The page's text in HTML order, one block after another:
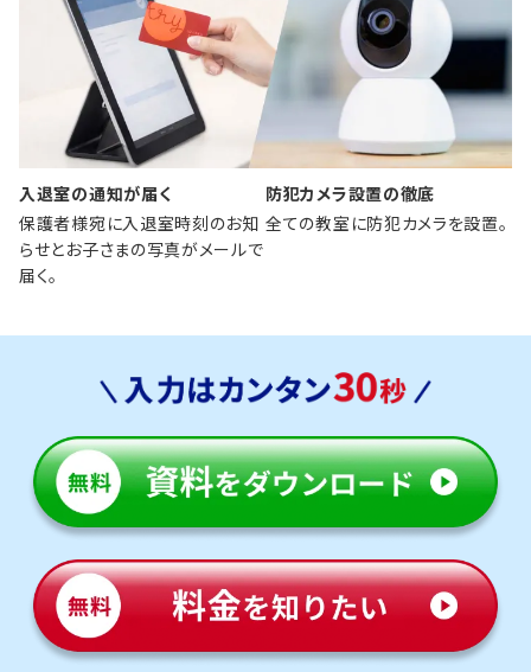
入退室の通知が届く
保護者様宛に入退室時刻のお知
らせとお子さまの写真がメールで
届く。
防犯カメラ設置の徹底
全ての教室に防犯カメラを設置。